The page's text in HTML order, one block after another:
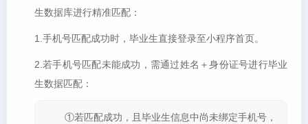
生数据库进行精准匹配：
1.手机号匹配成功时，毕业生直接登录至小程序首页。
2.若手机号匹配未能成功，需通过姓名＋身份证号进行毕业
生数据匹配：
①若匹配成功，且毕业生信息中尚未绑定手机号，